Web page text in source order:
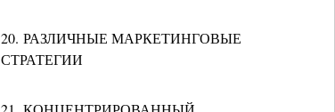
20. РАЗЛИЧНЫЕ МАРКЕТИНГОВЫЕ
СТРАТЕГИИ